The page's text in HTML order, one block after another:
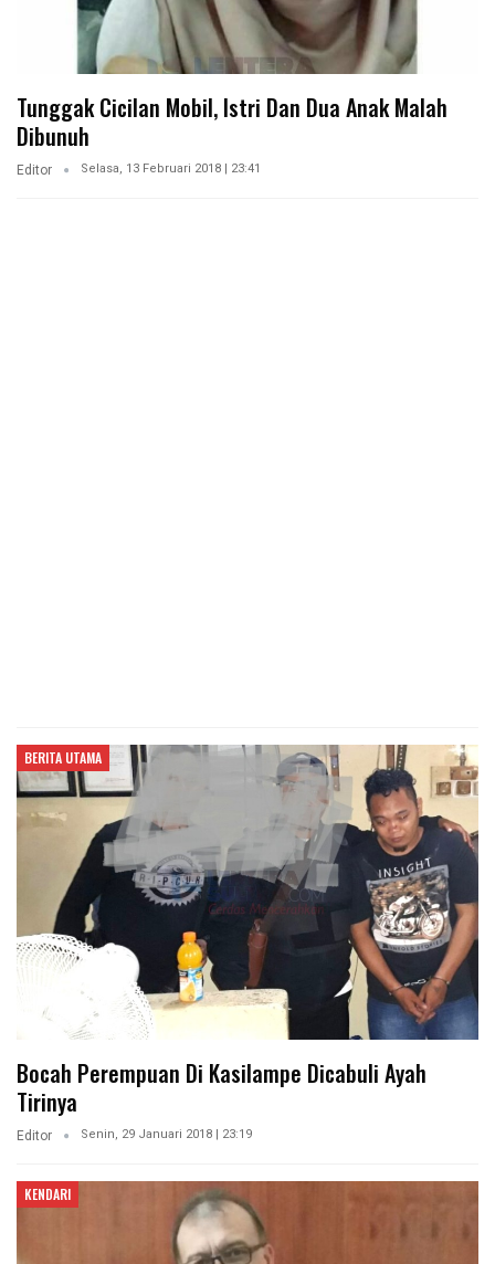
Tunggak Cicilan Mobil, Istri Dan Dua Anak Malah
Dibunuh
Editor Selasa, 13 Februari 2018 | 23:41
BERITA UTAMA
Bocah Perempuan Di Kasilampe Dicabuli Ayah
Tirinya
Editor Senin, 29 Januari 2018 | 23:19
KENDARI